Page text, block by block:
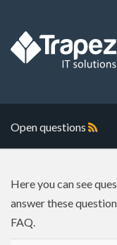
Open questions
Here you can see
answer these
FAQ.